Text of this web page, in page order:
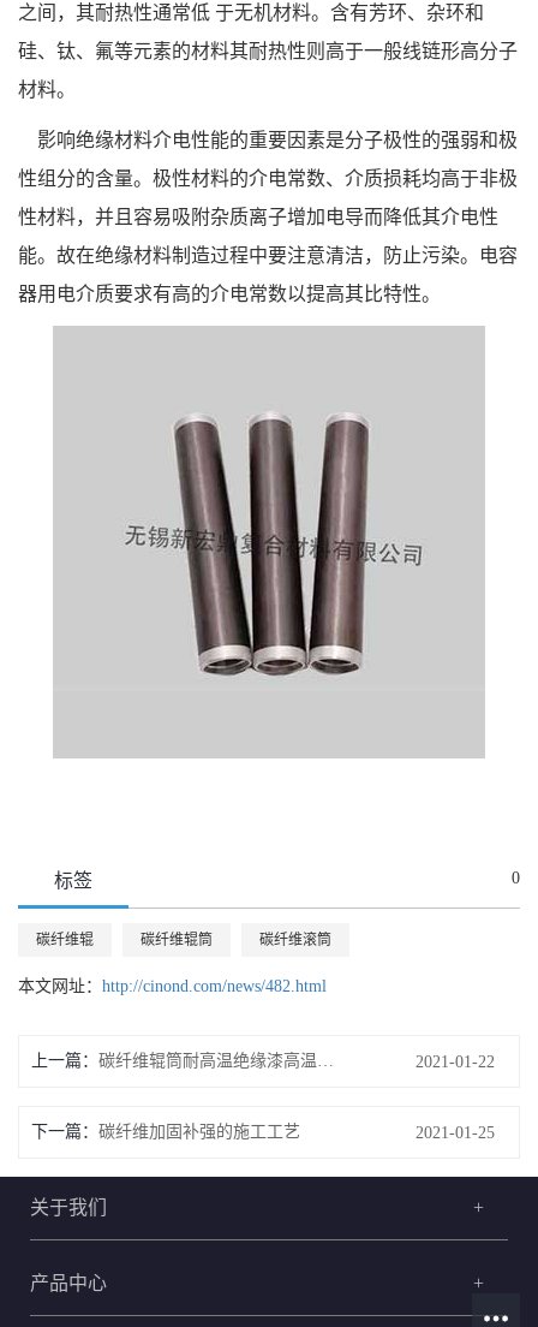
之间，其耐热性通常低 于无机材料。含有芳环、杂环和
硅、钛、氟等元素的材料其耐热性则高于一般线链形高分子
材料。
影响绝缘材料介电性能的重要因素是分子极性的强弱和极
性组分的含量。极性材料的介电常数、介质损耗均高于非极
性材料，并且容易吸附杂质离子增加电导而降低其介电性
能。故在绝缘材料制造过程中要注意清洁，防止污染。电容
器用电介质要求有高的介电常数以提高其比特性。
标签 0
碳纤维辊 碳纤维辊筒 碳纤维滚筒
本文网址： http://cinond.com/news/482.html
上一篇： 2021-01-22
下一篇： 碳纤维加固补强的施工工艺 2021-01-25
关于我们 +
产品中心 +